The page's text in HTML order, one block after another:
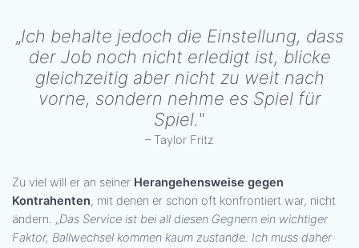
„Ich behalte jedoch die Einstellung, dass
der Job noch nicht erledigt ist, blicke
gleichzeitig aber nicht zu weit nach
vorne, sondern nehme es Spiel für
Spiel."
– Taylor Fritz
Zu viel will er an seiner Herangehensweise gegen
Kontrahenten, mit denen er schon oft konfrontiert war, nicht
ändern. „Das Service ist bei all diesen Gegnern ein wichtiger
Faktor, Ballwechsel kommen kaum zustande. Ich muss daher